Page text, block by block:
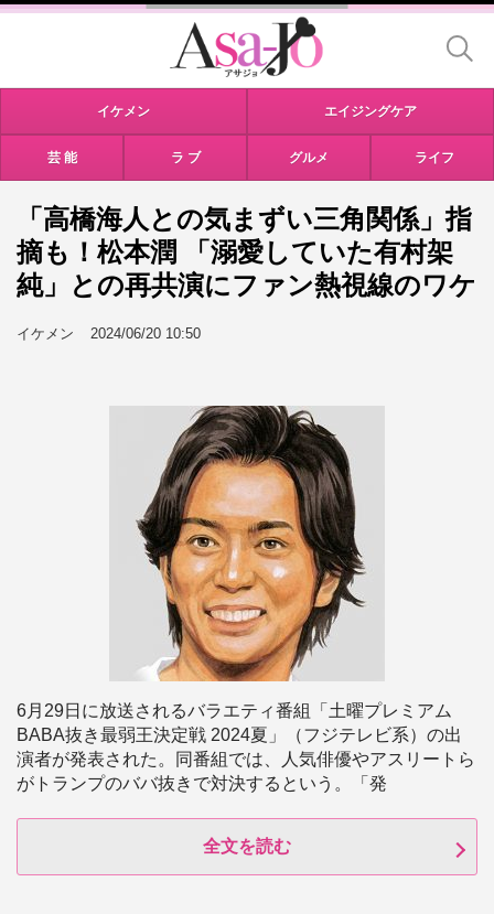
イケメン エイジングケア
芸 能 ラ ブ グルメ ライフ
「高橋海人との気まずい三角関係」指
摘も！松本潤 「溺愛していた有村架
純」との再共演にファン熱視線のワケ
イケメン 2024/06/20 10:50
6月29日に放送されるバラエティ番組「土曜プレミアム
BABA抜き最弱王決定戦 2024夏」（フジテレビ系）の出
演者が発表された。同番組では、人気俳優やアスリートら
がトランプのババ抜きで対決するという。「発
全文を読む